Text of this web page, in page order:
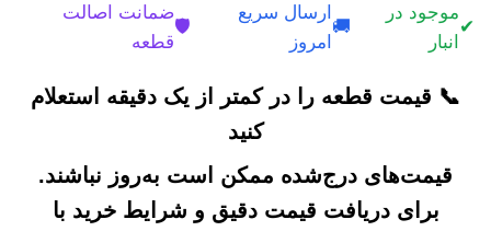
✔
موجود در
انبار
🚚
ارسال سریع
امروز
🛡️
ضمانت اصالت
قطعه
📞 قیمت قطعه را در کمتر از یک دقیقه استعلام
کنید
قیمت‌های درج‌شده ممکن است به‌روز نباشند.
برای دریافت قیمت دقیق و شرایط خرید با